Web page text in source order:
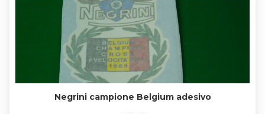
Negrini campione Belgium adesivo